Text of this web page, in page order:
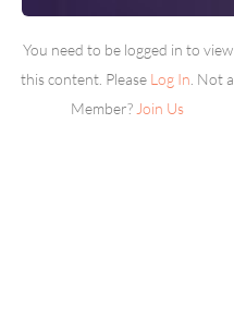
You need to be logged in to view
this content. Please Log In . Not a
Member? Join Us